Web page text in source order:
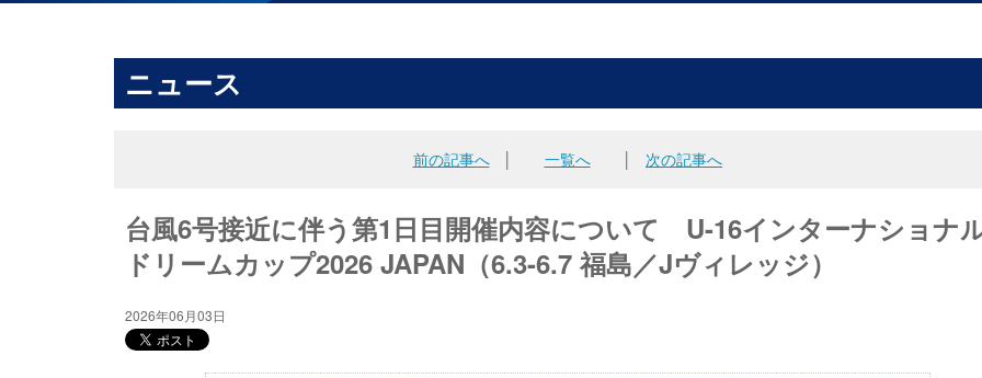
ニュース
前の記事へ│ 一覧へ 次の記事へ
台風6号接近に伴う第1日目開催内容について U-16インターナショナ
ドリームカップ2026 JAPAN（6.3-6.7 福島／Jヴィレッジ）
2026年06月03日